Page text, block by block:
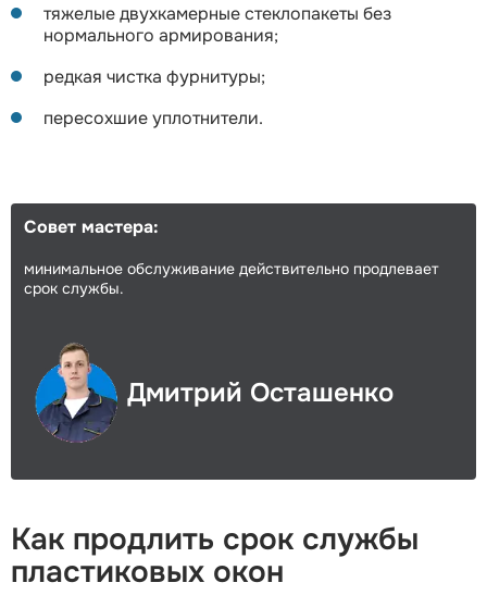
тяжелые двухкамерные стеклопакеты без
нормального армирования;
редкая чистка фурнитуры;
пересохшие уплотнители.
Совет мастера:
минимальное обслуживание действительно продлевает
срок службы.
Дмитрий Осташенко
Как продлить срок службы
пластиковых окон